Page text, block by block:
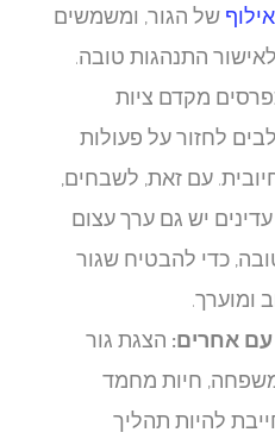
של הגור, ומשמשים
התנהגות טובה.
מקדם ציות
לחזור על פעולות
עם זאת, לשבחים,
יש גם ערך עצום
כדי להבטיח שגור
אחרים:הצגת גור
חיות מחמד
להיות תהליך